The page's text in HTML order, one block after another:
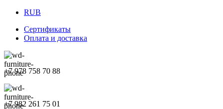
RUB
Сертификаты
Оплата и доставка
+7 978 758 70 88
+7 982 261 75 01